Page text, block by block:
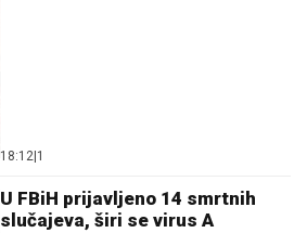
18:12 1
U FBiH prijavljeno 14 smrtnih
slučajeva, širi se virus A